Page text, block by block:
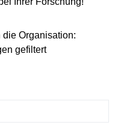
Organisation:
gefiltert